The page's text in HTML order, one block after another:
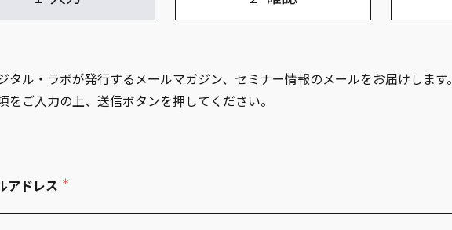
タル・ラボが発行するメールマガジン、セミナー情報のメールをお届けします。
をご入力の上、送信ボタンを押してください。
アドレス ＊